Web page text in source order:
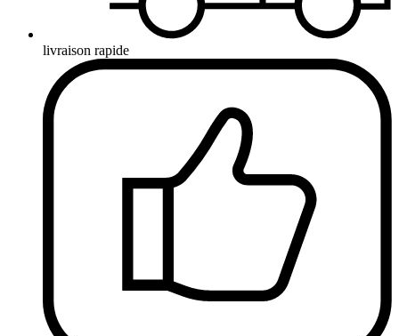
livraison rapide